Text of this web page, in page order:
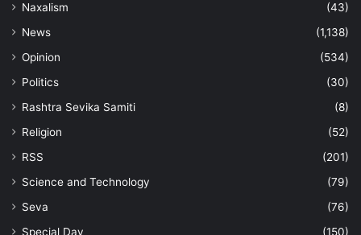
Naxalism
(43)
News
(1,138)
Opinion
(534)
Politics
(30)
Rashtra Sevika Samiti
(8)
Religion
(52)
RSS
(201)
Science and Technology
(79)
Seva
(76)
Special Day
(150)